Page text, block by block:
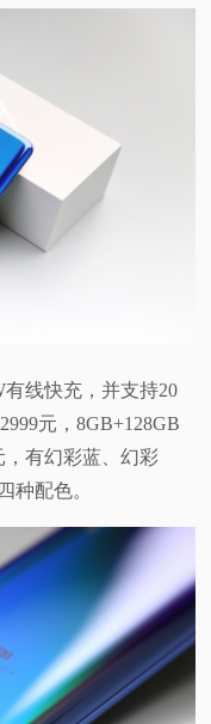
有线快充，并支持20
元，8GB+128GB
，有幻彩蓝、幻彩
种配色。